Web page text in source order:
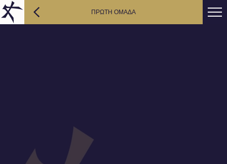
ΠΡΩΤΗ ΟΜΑΔΑ